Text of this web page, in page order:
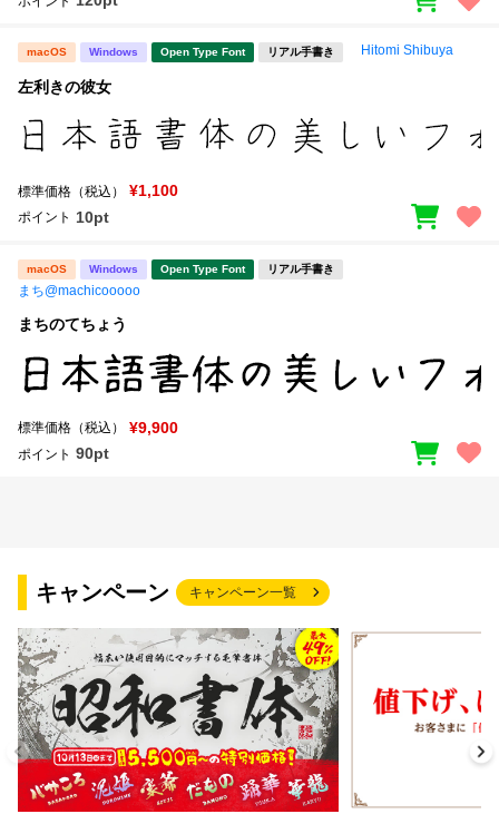
macOS Windows Open Type Font リアル手書き Hitomi Shibuya
左利きの彼女
標準価格（税込） ¥1,100
ポイント 10pt
macOS Windows Open Type Font リアル手書き
まち@machicooooo
まちのてちょう
標準価格（税込） ¥9,900
ポイント 90pt
キャンペーン キャンペーン一覧